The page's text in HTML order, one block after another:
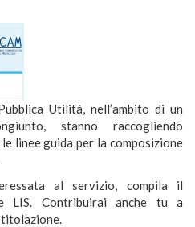
Utilità, nell’ambito di un
stanno raccogliendo
linee guida per la composizione
al servizio, compila il
LIS. Contribuirai anche tu a